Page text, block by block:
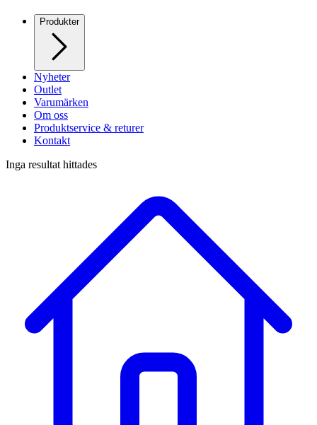
Produkter
Nyheter
Outlet
Varumärken
Om oss
Produktservice & returer
Kontakt
Inga resultat hittades